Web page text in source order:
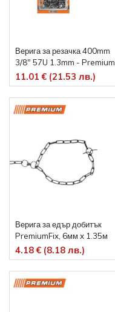
Верига за резачка 400mm
3/8" 57U 1.3mm - Premium
11.01 € (21.53 лв.)
Верига за едър добитък
PremiumFix, 6мм x 1.35м
4.18 € (8.18 лв.)